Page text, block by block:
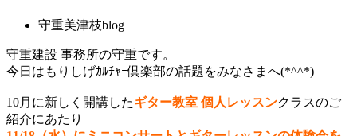
守重美津枝blog
守重建設 事務所の守重です。
今日はもりしげｶﾙﾁｬｰ倶楽部の話題をみなさまへ(*^^*)
10月に新しく開講したギター教室 個人レッスンクラスのご
紹介にあたり